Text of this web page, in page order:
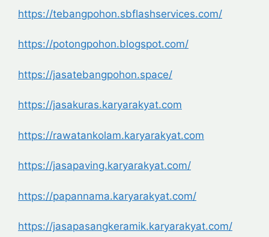
https://tebangpohon.sbflashservices.com/
https://potongpohon.blogspot.com/
https://jasatebangpohon.space/
https://jasakuras.karyarakyat.com
https://rawatankolam.karyarakyat.com
https://jasapaving.karyarakyat.com/
https://papannama.karyarakyat.com/
https://jasapasangkeramik.karyarakyat.com/